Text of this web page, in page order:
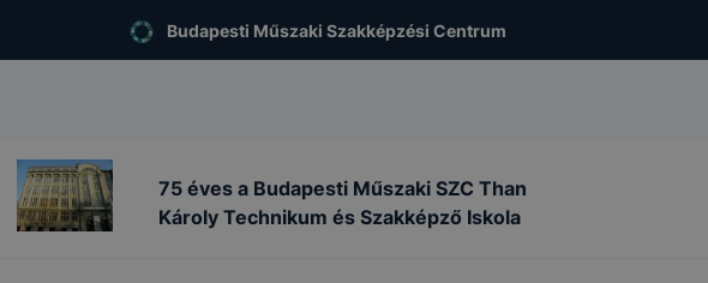
Budapesti Műszaki Szakképzési Centrum
75 éves a Budapesti Műszaki SZC Than
Károly Technikum és Szakképző Iskola